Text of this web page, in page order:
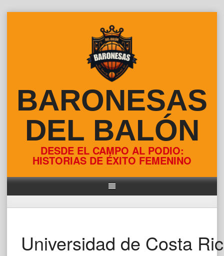
BARONESAS
DEL BALÓN
DESDE EL CAMPO AL PODIO:
HISTORIAS DE ÉXITO FEMENINO
Universidad de Costa